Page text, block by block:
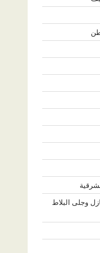
وجلى البلاط